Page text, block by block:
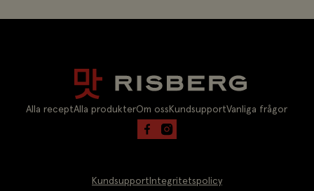
Alla receptAlla produkterOm ossKundsupportVanliga frågor
KundsupportIntegritetspolicy